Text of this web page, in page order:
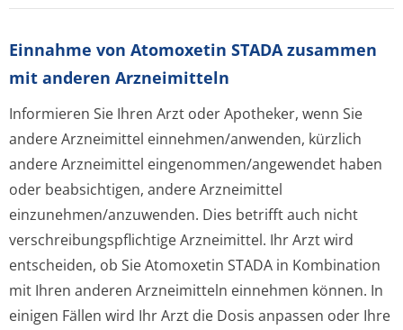
Einnahme von Atomoxetin STADA zusammen
mit anderen Arzneimitteln
Informieren Sie Ihren Arzt oder Apotheker, wenn Sie
andere Arzneimittel einnehmen/anwenden, kürzlich
andere Arzneimittel eingenommen/an­gewendet haben
oder beabsichtigen, andere Arzneimittel
einzunehmen/an­zuwenden. Dies betrifft auch nicht
verschreibungspflichti­ge Arzneimittel. Ihr Arzt wird
entscheiden, ob Sie Atomoxetin STADA in Kombination
mit Ihren anderen Arzneimitteln einnehmen können. In
einigen Fällen wird Ihr Arzt die Dosis anpassen oder Ihre